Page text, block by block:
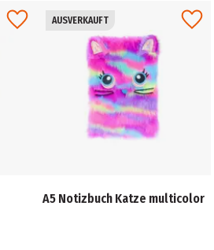
AUSVERKAUFT
A5 Notizbuch Katze multicolor